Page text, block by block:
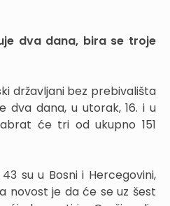
dva dana, bira se troje
državljani bez prebivališta
dva dana, u utorak, 16. i u
će tri od ukupno 151
su u Bosni i Hercegovini,
novost je da će se uz šest